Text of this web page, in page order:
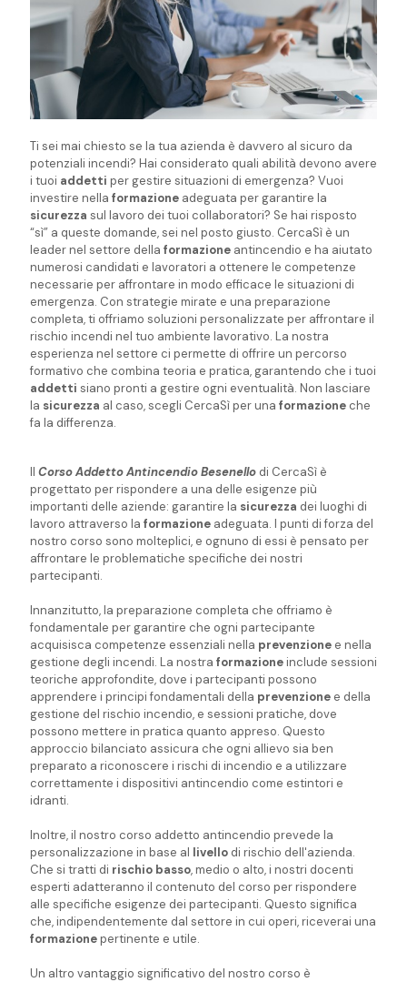
Ti sei mai chiesto se la tua azienda è davvero al sicuro da
potenziali incendi? Hai considerato quali abilità devono avere
i tuoi addetti per gestire situazioni di emergenza? Vuoi
investire nella formazione adeguata per garantire la
sicurezza sul lavoro dei tuoi collaboratori? Se hai risposto
“sì” a queste domande, sei nel posto giusto. CercaSì è un
leader nel settore della formazione antincendio e ha aiutato
numerosi candidati e lavoratori a ottenere le competenze
necessarie per affrontare in modo efficace le situazioni di
emergenza. Con strategie mirate e una preparazione
completa, ti offriamo soluzioni personalizzate per affrontare il
rischio incendi nel tuo ambiente lavorativo. La nostra
esperienza nel settore ci permette di offrire un percorso
formativo che combina teoria e pratica, garantendo che i tuoi
addetti siano pronti a gestire ogni eventualità. Non lasciare
la sicurezza al caso, scegli CercaSì per una formazione che
fa la differenza.
Il Corso Addetto Antincendio Besenello di CercaSì è
progettato per rispondere a una delle esigenze più
importanti delle aziende: garantire la sicurezza dei luoghi di
lavoro attraverso la formazione adeguata. I punti di forza del
nostro corso sono molteplici, e ognuno di essi è pensato per
affrontare le problematiche specifiche dei nostri
partecipanti.
Innanzitutto, la preparazione completa che offriamo è
fondamentale per garantire che ogni partecipante
acquisisca competenze essenziali nella prevenzione e nella
gestione degli incendi. La nostra formazioneinclude sessioni
teoriche approfondite, dove i partecipanti possono
apprendere i principi fondamentali della prevenzione e della
gestione del rischio incendio, e sessioni pratiche, dove
possono mettere in pratica quanto appreso. Questo
approccio bilanciato assicura che ogni allievo sia ben
preparato a riconoscere i rischi di incendio e a utilizzare
correttamente i dispositivi antincendio come estintori e
idranti.
Inoltre, il nostro corso addetto antincendio prevede la
personalizzazione in base al livello di rischio dell'azienda.
Che si tratti di rischio basso, medio o alto, i nostri docenti
esperti adatteranno il contenuto del corso per rispondere
alle specifiche esigenze dei partecipanti. Questo significa
che, indipendentemente dal settore in cui operi, riceverai una
formazionepertinente e utile.
Un altro vantaggio significativo del nostro corso è